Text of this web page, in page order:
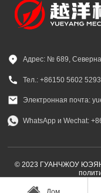
Адрес: № 689,
Тел.: +86150 5602 5293
Электронная почта:
WhatsApp и Wechat:
© 2023 ГУАНЧЖОУ